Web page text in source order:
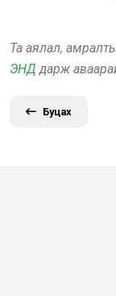
Та аялал,
ЭНД дарж
Буцах